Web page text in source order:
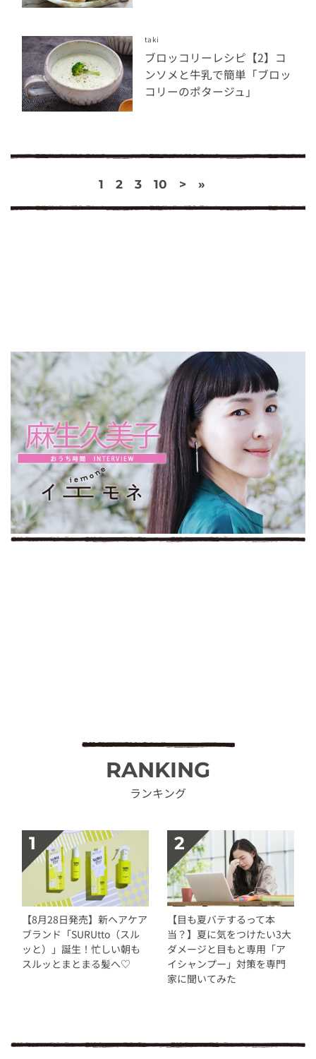
taki
ブロッコリーレシピ【2】コ
ンソメと牛乳で簡単「ブロッ
コリーのポタージュ」
1 2 3 10 > »
RANKING
ランキング
【8月28日発売】新ヘアケア
ブランド「SURUtto（スル
ッと）」誕生！忙しい朝も
スルッとまとまる髪へ♡
【目も夏バテするって本
当？】夏に気をつけたい3大
ダメージと目もと専用「ア
イシャンプー」対策を専門
家に聞いてみた